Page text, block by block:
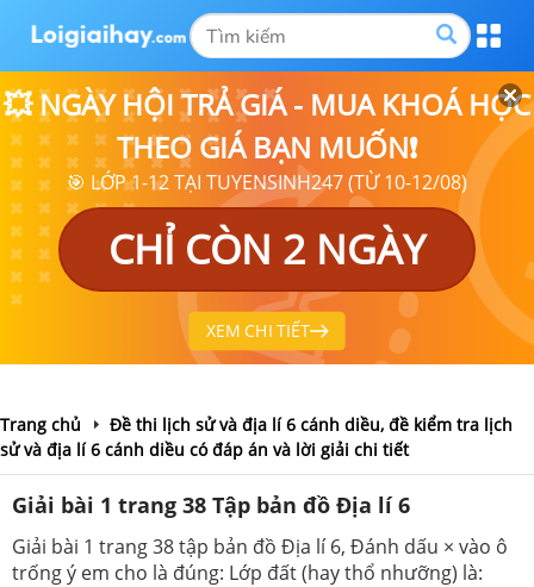
💥 NGÀY HỘI TRẢ GIÁ - MUA KHOÁ HỌC
THEO GIÁ BẠN MUỐN❗
🎯 LỚP 1-12 TẠI TUYENSINH247 (TỪ 10-12/08)
CHỈ CÒN 2 NGÀY
XEM CHI TIẾT
Trang chủ
Đề thi lịch sử và địa lí 6 cánh diều, đề kiểm tra lịch
sử và địa lí 6 cánh diều có đáp án và lời giải chi tiết
Giải bài 1 trang 38 Tập bản đồ Địa lí 6
Giải bài 1 trang 38 tập bản đồ Địa lí 6, Đánh dấu × vào ô
trống ý em cho là đúng: Lớp đất (hay thổ nhưỡng) là: